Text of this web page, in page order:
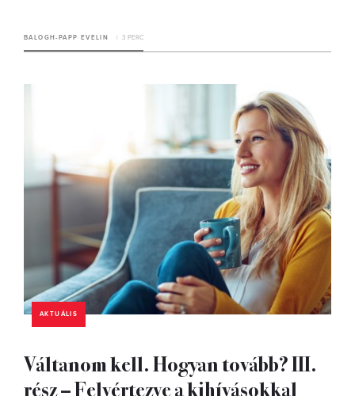
BALOGH-PAPP EVELIN 3 PERC
AKTUÁLIS
Váltanom kell. Hogyan tovább? III.
rész – Felvértezve a kihívásokkal